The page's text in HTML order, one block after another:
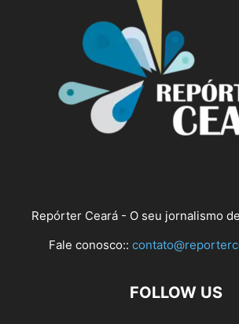
Repórter Ceará - O seu jornalismo
Fale conosco::
FOLLOW US